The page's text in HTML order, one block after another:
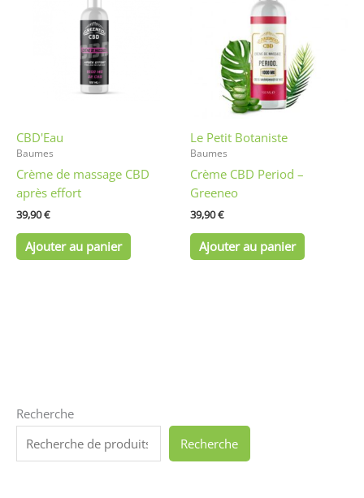
Recherche
Recherche
CBD'Eau
Baumes
Crème de massage CBD
après effort
39,90€
Ajouter au panier
Le Petit Botaniste
Baumes
Crème CBD Period –
Greeneo
39,90€
Ajouter au panier